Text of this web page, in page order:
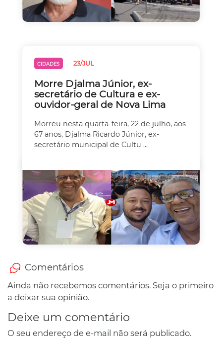
CIDADES 23/JUL
Morre Djalma Júnior, ex-
secretário de Cultura e ex-
ouvidor-geral de Nova Lima
Morreu nesta quarta-feira, 22 de julho, aos
67 anos, Djalma Ricardo Júnior, ex-
secretário municipal de Cultu ...
Comentários
Ainda não recebemos comentários. Seja o primeiro
a deixar sua opinião.
Deixe um comentário
O seu endereço de e-mail não será publicado.